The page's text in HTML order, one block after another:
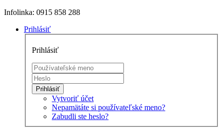
Infolinka: 0915 858 288
Prihlásiť
Prihlásiť
Prihlásiť
Vytvoriť účet
Nepamätáte si používateľské meno?
Zabudli ste heslo?